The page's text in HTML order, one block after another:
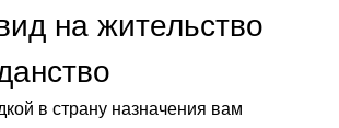
на жительство
в ​​страну назначения вам